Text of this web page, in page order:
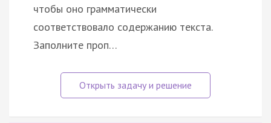
чтобы оно грамматически
соответствовало содержанию текста.
Заполните проп…